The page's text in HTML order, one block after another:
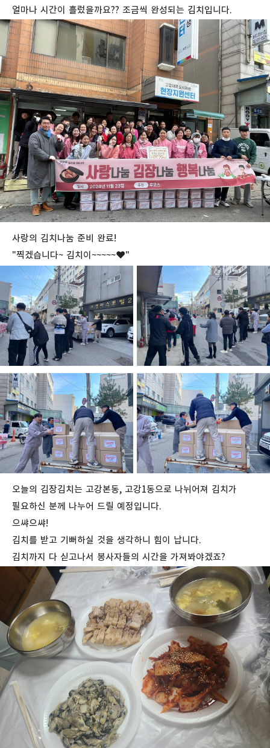
얼마나 시간이 흘렀을까요?? 조금씩 완성되는 김치입니다.
사랑의 김치나눔 준비 완료!
"찍겠습니다~ 김치이~~~~~♥"
오늘의 김장김치는 고강본동, 고강1동으로 나뉘어져 김치가
필요하신 분께 나누어 드릴 예정입니다.
으쌰으쌰!
김치를 받고 기뻐하실 것을 생각하니 힘이 납니다.
김치까지 다 싣고나서 봉사자들의 시간을 가져봐야겠죠?